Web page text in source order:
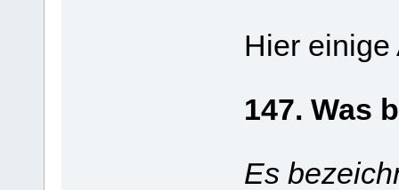
Hier einige
147. Was
Es